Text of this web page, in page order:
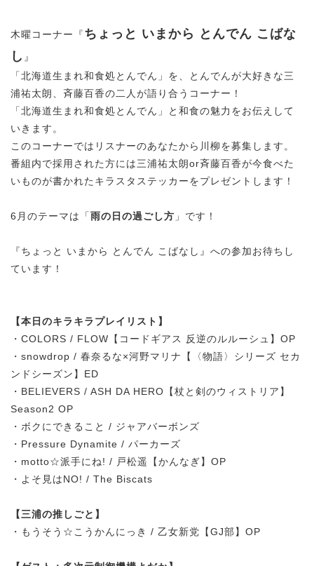
木曜コーナー『ちょっと いまから とんでん こばな
し 』
「北海道生まれ和食処とんでん」を、とんでんが大好きな三
浦祐太朗、斉藤百香の二人が語り合うコーナー！
「北海道生まれ和食処とんでん」と和食の魅力をお伝えして
いきます。
このコーナーではリスナーのあなたから川柳を募集します。
番組内で採用された方には三浦祐太朗or斉藤百香が今食べた
いものが書かれたキラスタステッカーをプレゼントします！
6月のテーマは「雨の日の過ごし方 」です！
『ちょっと いまから とんでん こばなし』への参加お待ちし
ています！
【本日のキラキラプレイリスト】
・COLORS / FLOW【コードギアス 反逆のルルーシュ】OP
・snowdrop / 春奈るな×河野マリナ【〈物語〉シリーズ セカ
ンドシーズン】ED
・BELIEVERS / ASH DA HERO【杖と剣のウィストリア】
Season2 OP
・ボクにできること / ジャアバーボンズ
・Pressure Dynamite / パーカーズ
・motto☆派手にね! / 戸松遥【かんなぎ】OP
・よそ見はNO! / The Biscats
【三浦の推しごと】
・もうそう☆こうかんにっき / 乙女新党【GJ部】OP